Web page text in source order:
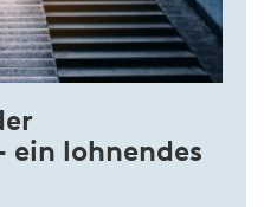
ein lohnendes